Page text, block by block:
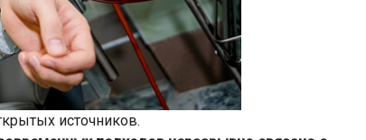
источников.